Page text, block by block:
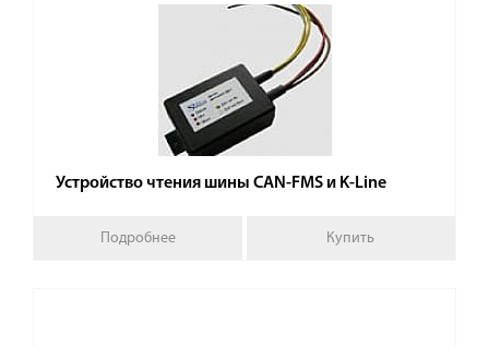
Устройство чтения шины CAN-FMS и K-Line
Подробнее Купить